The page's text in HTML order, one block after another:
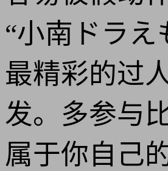
“小南ドラ
最精彩的过
发。多参与
属于你自己